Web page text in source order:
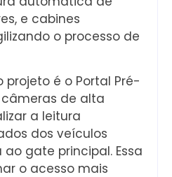
e cabines
o processo de
é o Portal Pré-
de alta
a leitura
dos veículos
gate principal. Essa
o acesso mais